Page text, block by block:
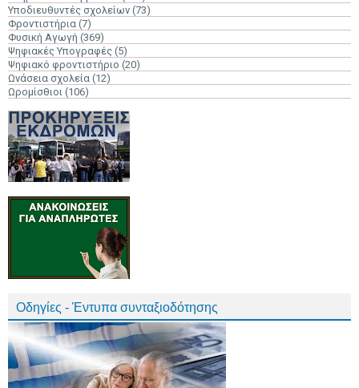
Υποδιευθυντές σχολείων (73)
Φροντιστήρια (7)
Φυσική Αγωγή (369)
Ψηφιακές Υπογραφές (5)
Ψηφιακό φροντιστήριο (20)
Ωνάσεια σχολεία (12)
Ωρομίσθιοι (106)
Οδηγίες - Έντυπα συνταξιοδότησης